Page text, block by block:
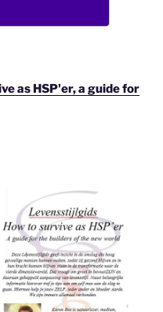
as HSP'er, a guide for